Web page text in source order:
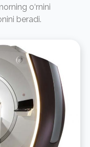
o‘rnini
beradi.